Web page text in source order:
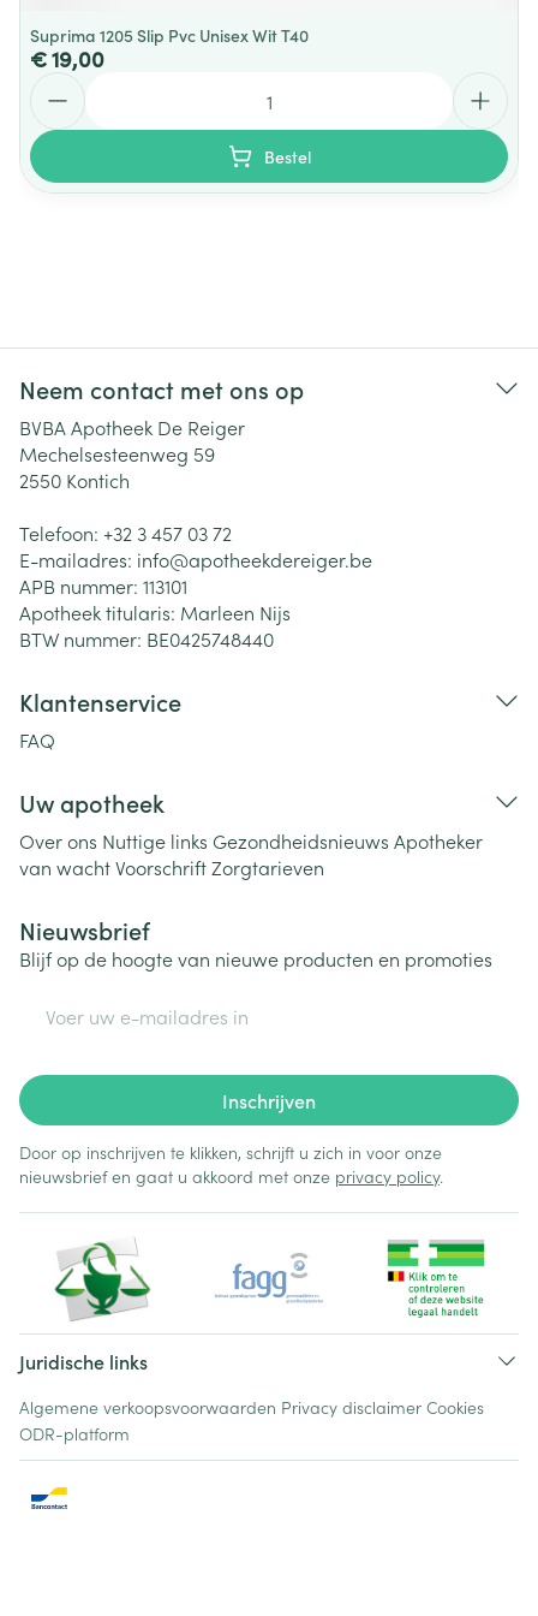
Suprima 1205 Slip Pvc Unisex Wit T40
€ 19,00
Bestel
Neem contact met ons op
BVBA Apotheek De Reiger
Mechelsesteenweg 59
2550 Kontich
Telefoon: +32 3 457 03 72
E-mailadres: info@apotheekdereiger.be
APB nummer: 113101
Apotheek titularis: Marleen Nijs
BTW nummer: BE0425748440
Klantenservice
FAQ
Uw apotheek
Over ons Nuttige links Gezondheidsnieuws Apotheker
van wachtVoorschriftZorgtarieven
Nieuwsbrief
Blijf op de hoogte van nieuwe producten en promoties
Inschrijven
Door op inschrijven te klikken, schrijft u zich in voor onze
nieuwsbrief en gaat u akkoord met onze privacy policy.
Juridische links
Algemene verkoopsvoorwaarden Privacy disclaimer Cookies
ODR-platform